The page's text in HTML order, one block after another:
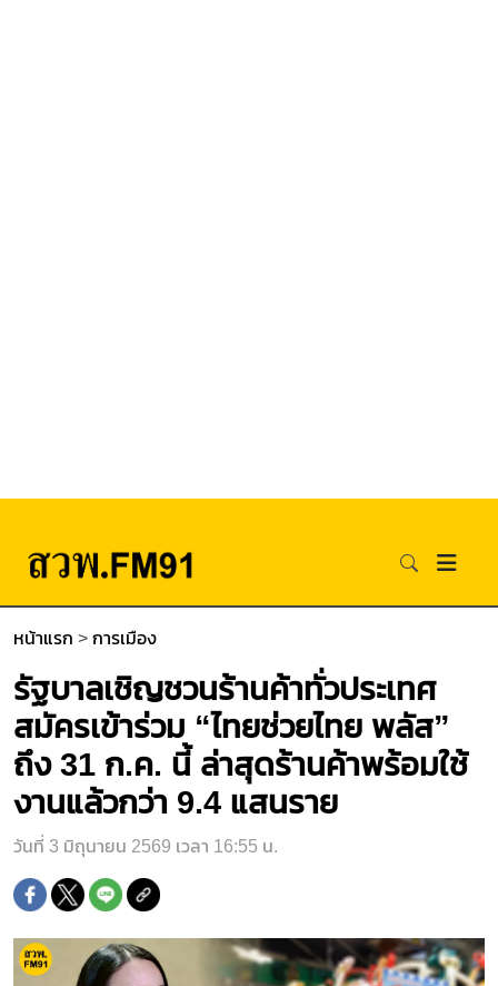
หน้าแรก > การเมือง
รัฐบาลเชิญชวนร้านค้าทั่วประเทศ
สมัครเข้าร่วม “ไทยช่วยไทย พลัส”
ถึง 31 ก.ค. นี้ ล่าสุดร้านค้าพร้อมใช้
งานแล้วกว่า 9.4 แสนราย
วันที่ 3 มิถุนายน 2569 เวลา 16:55 น.